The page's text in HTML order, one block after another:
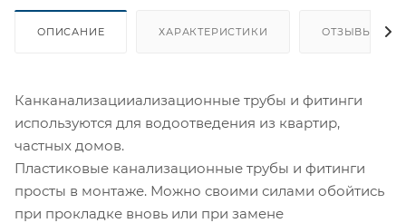
ОПИСАНИЕ ХАРАКТЕРИСТИКИ ОТЗЫВЫ
Канканализацииализационные трубы и фитинги
используются для водоотведения из квартир,
частных домов.
Пластиковые канализационные трубы и фитинги
просты в монтаже. Можно своими силами обойтись
при прокладке вновь или при замене